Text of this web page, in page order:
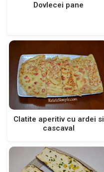
Dovlecei pane
Clatite aperitiv cu ardei si
cascaval